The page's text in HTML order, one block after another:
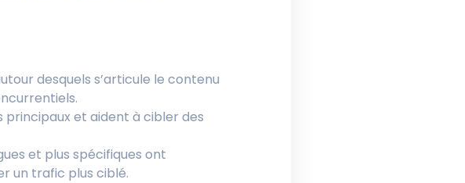
desquels s’articule le contenu
et aident à cibler des
et plus spécifiques ont
un trafic plus ciblé.